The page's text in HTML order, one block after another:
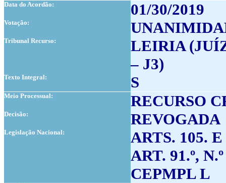
Data do Acordão: 01/30/2019
Votação:
Tribunal Recurso:
LEIRIA
– J3)
Texto Integral: S
Meio Processual: RECURSO
Decisão: REVOGADA
Legislação Nacional:
ARTS. 105. E
ART. 91.º,
CEPMPL L